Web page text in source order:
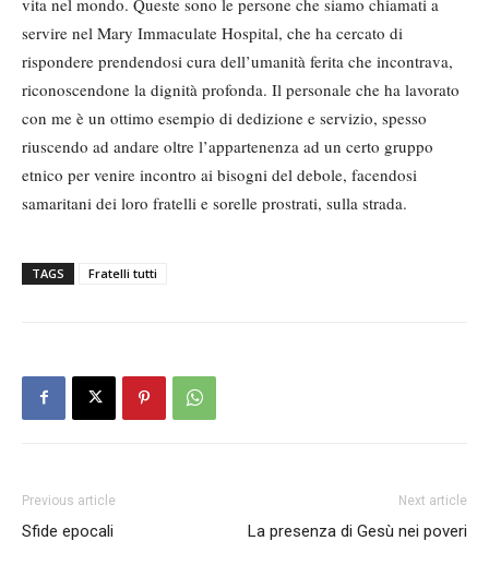
servire nel Mary Immaculate Hospital, che ha cercato di
rispondere prendendosi cura dell’umanità ferita che incontrava,
riconoscendone la dignità profonda. Il personale che ha lavorato
con me è un ottimo esempio di dedizione e servizio, spesso
riuscendo ad andare oltre l’appartenenza ad un certo gruppo
etnico per venire incontro ai bisogni del debole, facendosi
samaritani dei loro fratelli e sorelle prostrati, sulla strada.
TAGS Fratelli tutti
Previous article
Sfide epocali
Next article
La presenza di Gesù nei poveri